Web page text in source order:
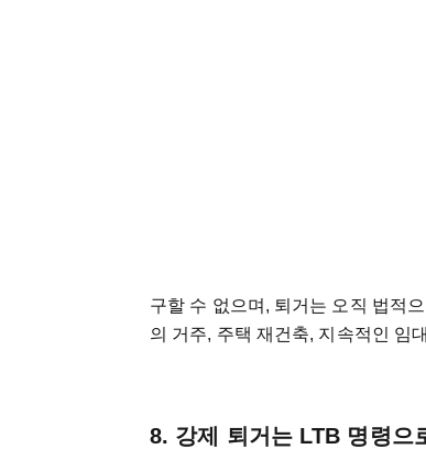
구할 수 없으며, 퇴거는 오직 법적
의 거주, 주택 재건축, 지속적인 임
8. 강제 퇴거는 LTB 명령으